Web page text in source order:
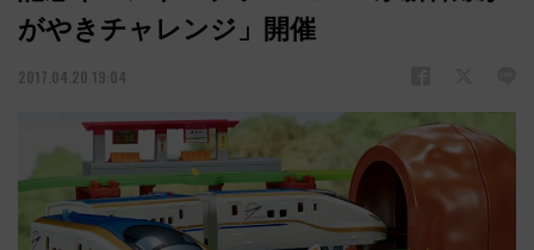
がやきチャレンジ」開催
2017.04.20 19:04